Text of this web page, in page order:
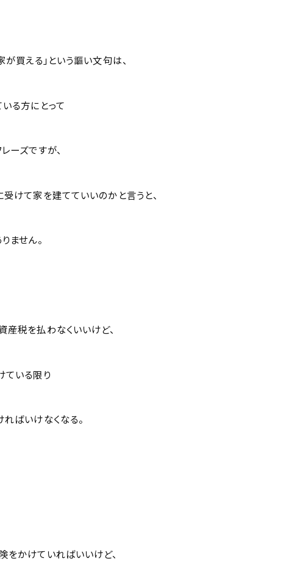
が買える」という謳い文句は、
る方にとって
ーズですが、
けて家を建てていいのかと言うと、
ません。
税を払わなくいいけど、
ている限り
ばいけなくなる。
をかけていればいいけど、